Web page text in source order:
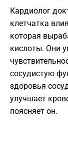
Кардиолог
клетчатка
которая
кислоты. Они
сосудистую
здоровья
улучшает
поясняет он.